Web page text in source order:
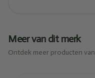
Meer van dit merk
Ontdek meer producten van